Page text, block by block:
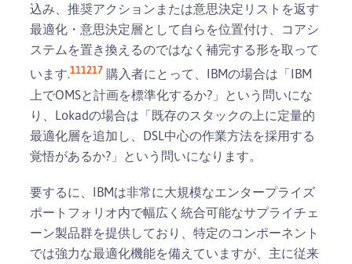
込み、推奨アクションまたは意思決定リストを返す
最適化・意思決定層として自らを位置付け、コアシ
ステムを置き換えるのではなく補完する形を取って
います.111217 購入者にとって、IBMの場合は「IBM
上でOMSと計画を標準化するか?」という問いにな
り、Lokadの場合は「既存のスタックの上に定量的
最適化層を追加し、DSL中心の作業方法を採用する
覚悟があるか?」という問いになります。
要するに、IBMは非常に大規模なエンタープライズ
ポートフォリオ内で幅広く統合可能なサプライチェ
ーン製品群を提供しており、特定のコンポーネント
では強力な最適化機能を備えていますが、主に従来